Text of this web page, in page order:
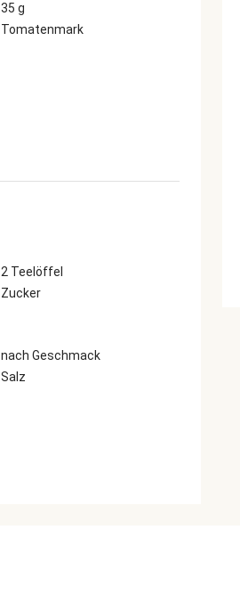
35 g
Tomatenmark
2 Teelöffel
Zucker
nach Geschmack
Salz